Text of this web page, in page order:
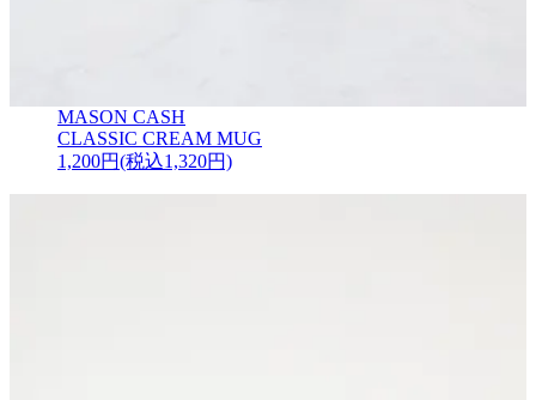
MASON CASH
CLASSIC CREAM MUG
1,200円(税込1,320円)